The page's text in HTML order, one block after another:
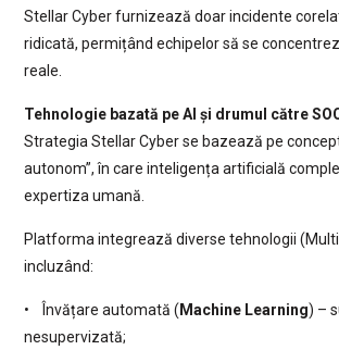
Stellar Cyber furnizează doar incidente
ridicată, permițând echipelor să se
reale.
Tehnologie bazată pe AI și drumul către
Strategia Stellar Cyber se bazează pe
autonom”, în care inteligența artificială
expertiza umană.
Platforma integrează diverse tehnologii
incluzând:
• Învățare automată ( Machine Learning) –
nesupervizată;